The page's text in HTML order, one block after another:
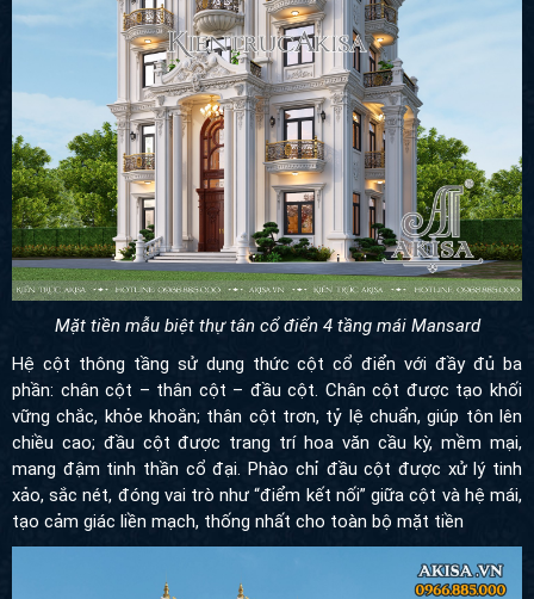
Mặt tiền mẫu biệt thự tân cổ điển 4 tầng mái Mansard
Hệ cột thông tầng sử dụng thức cột cổ điển với đầy đủ ba phần:
chân cột – thân cột – đầu cột. Chân cột được tạo khối vững chắc,
khỏe khoắn; thân cột trơn, tỷ lệ chuẩn, giúp tôn lên chiều cao; đầu
cột được trang trí hoa văn cầu kỳ, mềm mại, mang đậm tinh thần
cổ đại. Phào chỉ đầu cột được xử lý tinh xảo, sắc nét, đóng vai trò
như “điểm kết nối” giữa cột và hệ mái, tạo cảm giác liền mạch,
thống nhất cho toàn bộ mặt tiền